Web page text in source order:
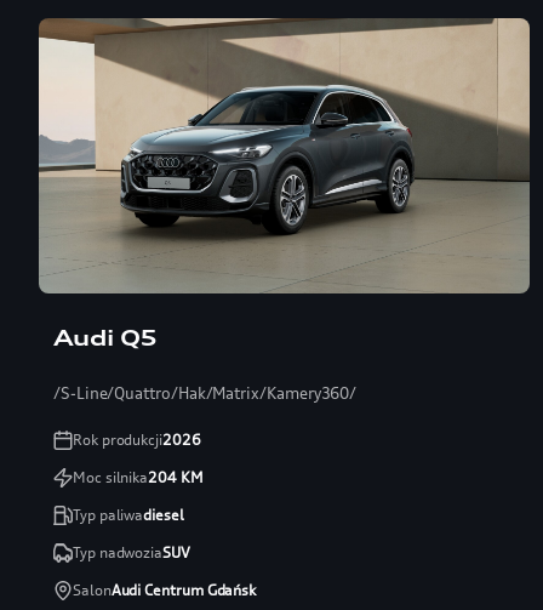
Audi Q5
/S-Line/Quattro/Hak/Matrix/Kamery360/
Rok produkcji2026
Moc silnika204KM
Typ paliwadiesel
Typ nadwoziaSUV
SalonAudi Centrum Gdańsk